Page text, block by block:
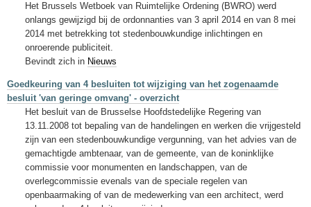
Het Brussels Wetboek van Ruimtelijke Ordening (BWRO) werd
onlangs gewijzigd bij de ordonnanties van 3 april 2014 en van 8 mei
2014 met betrekking tot stedenbouwkundige inlichtingen en
onroerende publiciteit.
Bevindt zich in Nieuws
Goedkeuring van 4 besluiten tot wijziging van het zogenaamde
besluit 'van geringe omvang' - overzicht
Het besluit van de Brusselse Hoofdstedelijke Regering van
13.11.2008 tot bepaling van de handelingen en werken die vrijgesteld
zijn van een stedenbouwkundige vergunning, van het advies van de
gemachtigde ambtenaar, van de gemeente, van de koninklijke
commissie voor monumenten en landschappen, van de
overlegcommissie evenals van de speciale regelen van
openbaarmaking of van de medewerking van een architect, werd